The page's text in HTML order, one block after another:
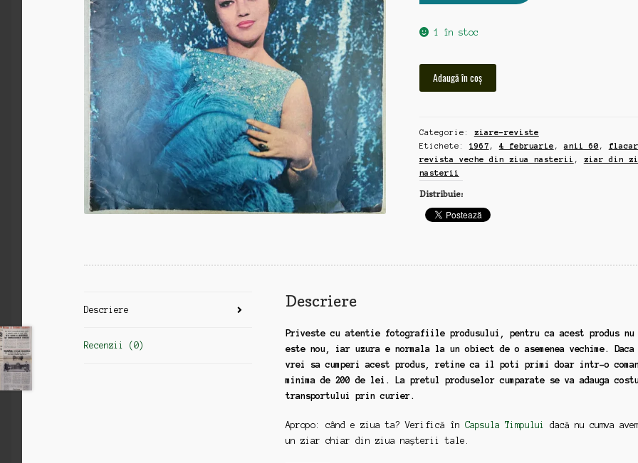
1 în stoc
Flacara,
din
ziua
nasterii,
4
februarie,
1967
Adaugă în coș
Categorie: ziare-reviste
Etichete: 1967 , 4 februarie ,anii 60 ,
revista veche din ziua nasterii , ziar din
nasterii
Distribuie:
Descriere
Recenzii (0)
Descriere
Priveste cu atentie fotografiile produsului, pentru ca acest produs nu
este nou, iar uzura e normala la un obiect de o asemenea vechime. Daca
vrei sa cumperi acest produs, retine ca il poti primi doar intr-o
minima de 200 de lei. La pretul produselor cumparate se va adauga
transportului prin curier.
Apropo: când e ziua ta? Verifică în Capsula Timpului
dacă nu cumva
un ziar chiar din ziua nașterii tale.